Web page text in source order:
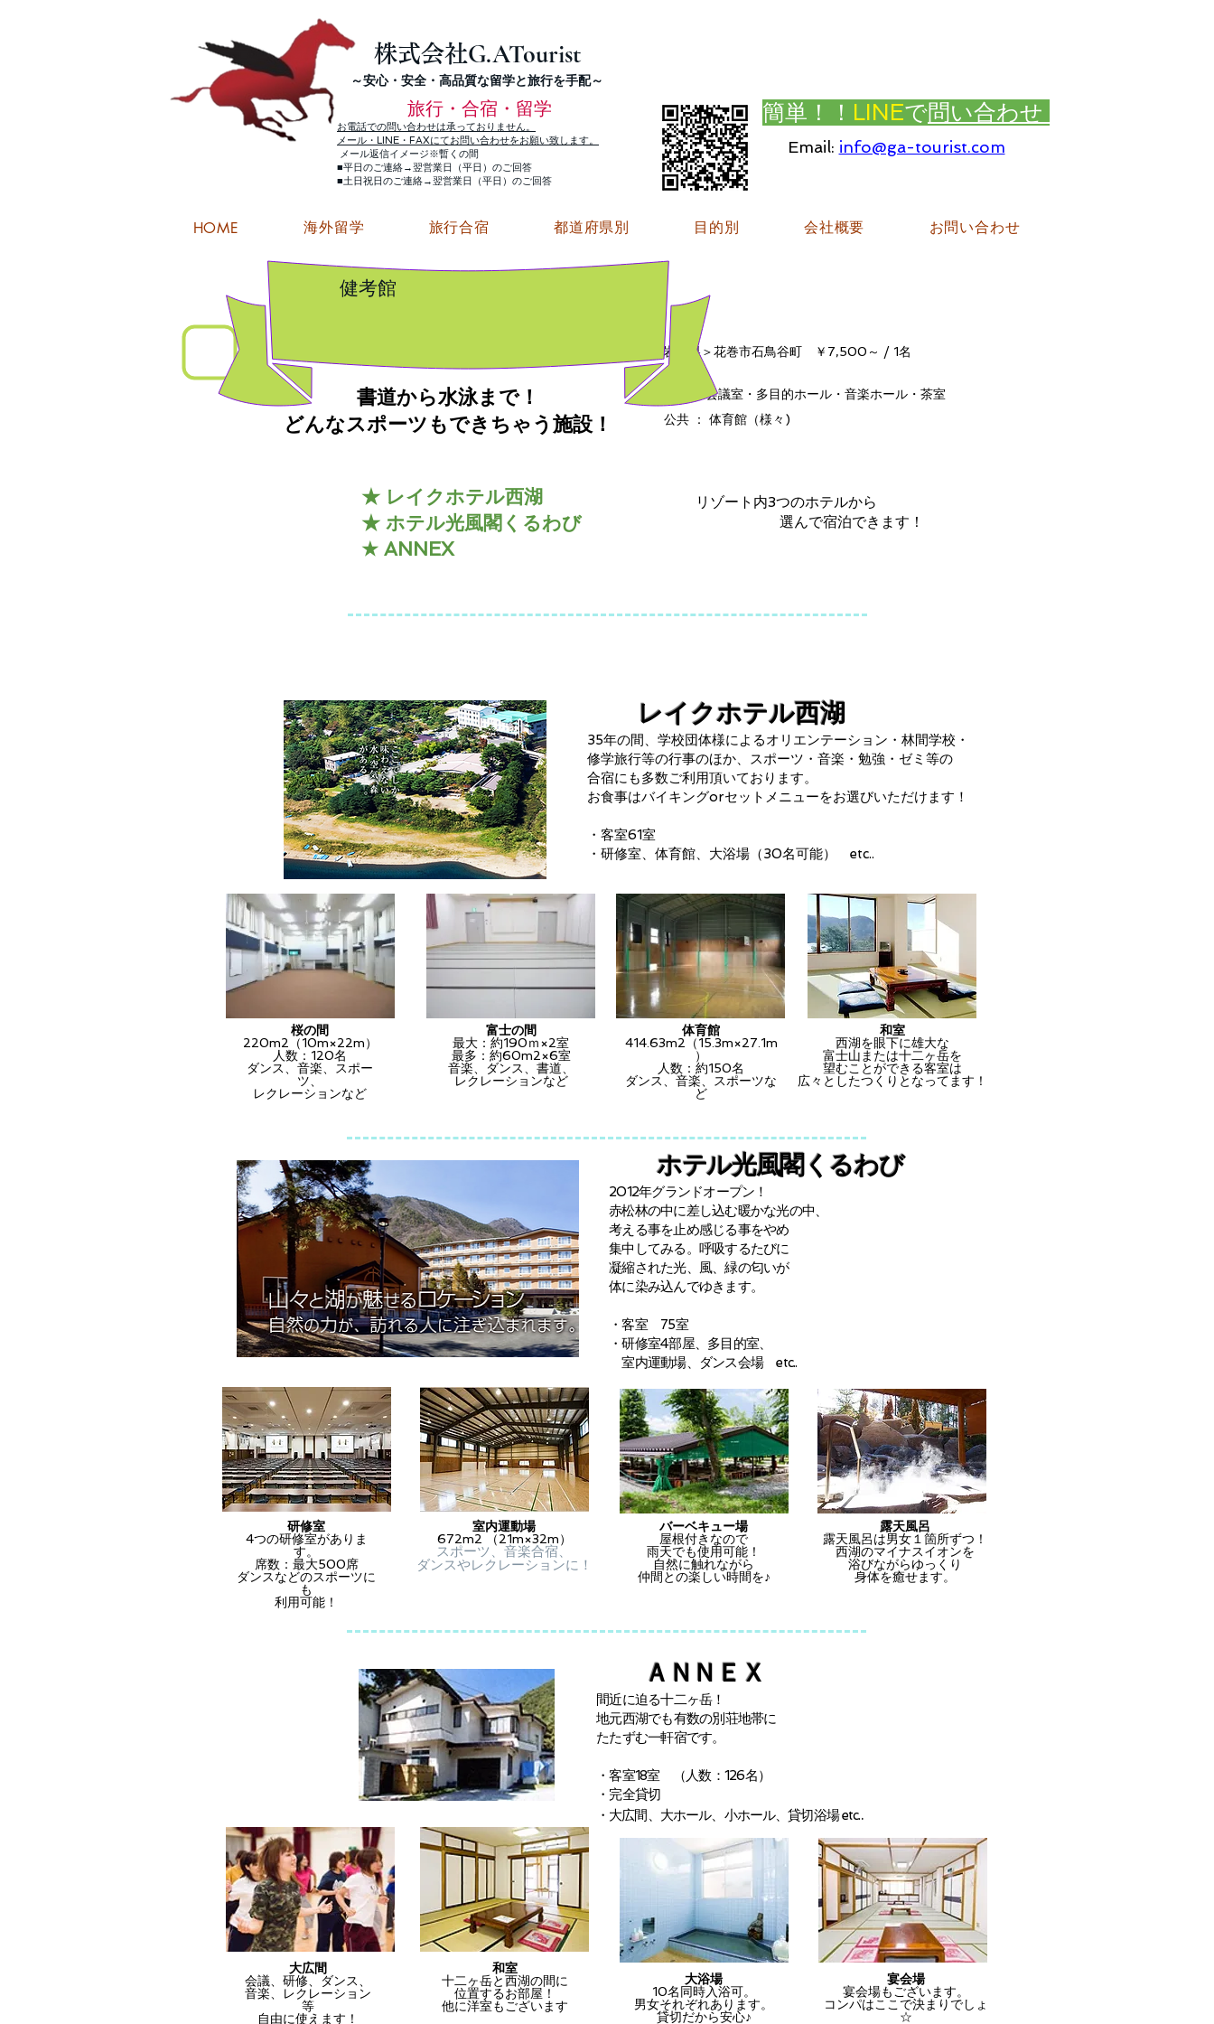
株式会社G.ATourist
​～安心・安全・高品質な留学と旅行を手配～
旅行・合宿・留学
お電話での問い合わせは承っておりません。
メール・LINE・FAXにてお問い合わせをお願い致します。
メール返信イメージ※暫くの間
■平日のご連絡→翌営業日（平日）のご回答
■土日祝日のご連絡→翌営業日（平日）のご回答
簡単！！ LINEで問い合わせ
Email: info@ga-tourist.com
HOME 海外留学 旅行合宿 都道府県別 目的別 会社概要 お問い合わせ
岩手県＞花巻市石鳥谷町 ￥7,500～ / 1名
レイクホテル西湖
35年の間、学校団体様によるオリエンテーション・林間学校・
修学旅行等の行事のほか、スポーツ・音楽・勉強・ゼミ等の
合宿にも多数ご利用頂いております。
お食事はバイキングorセットメニューをお選びいただけます！
・客室61室
・研修室、体育館、大浴場（30名可能） etc..
リゾート内3つのホテルから
選んで宿泊できます！
書道から水泳まで！
どんなスポーツもできちゃう施設！
桜の間
220m2（10m×22m）
人数：120名
ダンス、音楽、スポー
ツ、
レクレーションなど
富士の間
最大：約190ｍ×2室
最多：約60m2×6室
音楽、ダンス、書道、
レクレーションなど
体育館
414.63m2（15.3m×27.1m
）
人数：約150名
ダンス、音楽、スポーツな
ど
和室
西湖を眼下に雄大な
富士山または十二ヶ岳を
望むことができる客室は
広々としたつくりとなってます！
ホテル光風閣くるわび
2012年グランドオープン！
赤松林の中に差し込む暖かな光の中、
考える事を止め感じる事をやめ
集中してみる。呼吸するたびに
凝縮された光、風、緑の匂いが
体に染み込んでゆきます。
・客室 75室
・研修室4部屋、多目的室、
室内運動場、ダンス会場 etc..
研修室
4つの研修室がありま
す。
席数：最大500席
ダンスなどのスポーツに
も
利用可能！
ＡＮＮＥＸ
間近に迫る十二ヶ岳！
地元西湖でも有数の別荘地帯に
たたずむ一軒宿です。
・客室18室 （人数：126名）
・完全貸切
・大広間、大ホール、小ホール、貸切浴場 etc..
大広間
会議、研修、ダンス、
音楽、レクレーション
等
自由に使えます！
バーベキュー場
屋根付きなので
雨天でも使用可能！
自然に触れながら
仲間との楽しい時間を♪
室内運動場
672m2 （21m×32m）
スポーツ、音楽合宿、
ダンスやレクレーションに！
露天風呂
露天風呂は男女１箇所ずつ！
西湖のマイナスイオンを
浴びながらゆっくり
身体を癒せます。
★ レイクホテル西湖
★ ホテル光風閣くるわび
★ ANNEX
和室
十二ヶ岳と西湖の間に
位置するお部屋！
他に洋室もございます
大浴場
10名同時入浴可。
男女それぞれあります。
貸切だから安心♪
宴会場
宴会場もございます。
コンパはここで決まりでしょ
☆
私有 ：会議室・多目的ホール・ 音楽ホール ・ 茶室
公共 ： 体育館（様々)
健考館